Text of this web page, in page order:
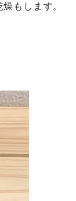
もします。